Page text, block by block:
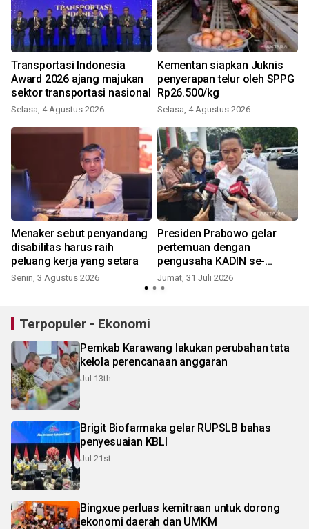
Transportasi Indonesia
Award 2026 ajang majukan
sektor transportasi nasional
Selasa, 4 Agustus 2026
Kementan siapkan Juknis
penyerapan telur oleh SPPG
Rp26.500/kg
Selasa, 4 Agustus 2026
Menaker sebut penyandang
disabilitas harus raih
peluang kerja yang setara
Senin, 3 Agustus 2026
Presiden Prabowo gelar
pertemuan dengan
pengusaha KADIN se-
Indonesia
Jumat, 31 Juli 2026
Terpopuler - Ekonomi
Pemkab Karawang lakukan perubahan tata
kelola perencanaan anggaran
Jul 13th
Brigit Biofarmaka gelar RUPSLB bahas
penyesuaian KBLI
Jul 21st
Bingxue perluas kemitraan untuk dorong
ekonomi daerah dan UMKM